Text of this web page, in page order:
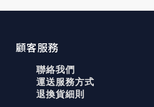
顧客服務
聯絡我們
運送服務方式
退換貨細則